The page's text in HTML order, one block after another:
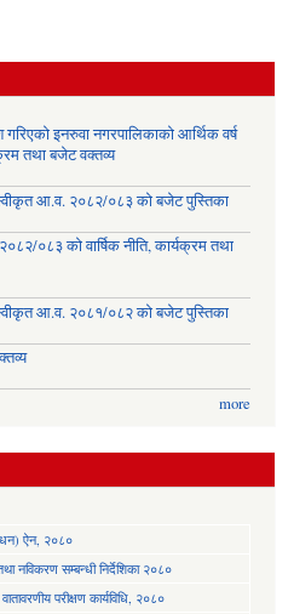
इनरुवा नगरपालिकाको आर्थिक वर्ष
तथा बजेट वक्तव्य
आ.व. २०८२/०८३ को बजेट पुस्तिका
०८३ को वार्षिक नीति, कार्यक्रम तथा
आ.व. २०८१/०८२ को बजेट पुस्तिका
more
ऐन, २०८०
नविकरण सम्बन्धी निर्देशिका २०८०
परीक्षण कार्यविधि, २०८०